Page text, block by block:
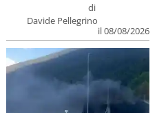
di
Davide Pellegrino
il 08/08/2026